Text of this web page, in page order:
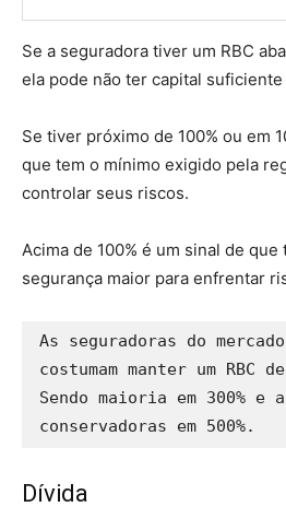
Se a seguradora tiver um RBC
ela pode não ter capital
Se tiver próximo de 100% ou em
que tem o mínimo exigido pela
controlar seus riscos.
Acima de 100% é um sinal de
segurança maior para enfrentar
As seguradoras do
costumam manter um RBC
Sendo maioria em 300% e
conservadoras em 500%.
Dívida